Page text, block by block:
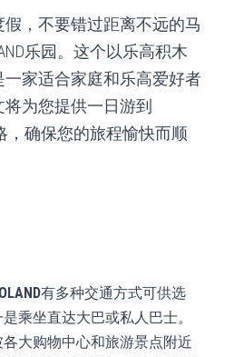
，不要错过距离不远的马
乐园。这个以乐高积木
家适合家庭和乐高爱好者
为您提供一日游到
，确保您的旅程愉快而顺
有多种交通方式可供选
乘坐直达大巴或私人巴士。
大购物中心和旅游景点附近